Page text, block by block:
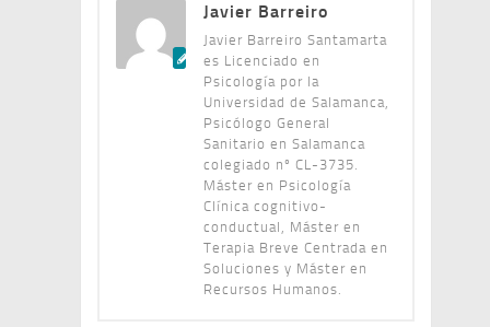
Javier Barreiro
Javier Barreiro Santamarta
es Licenciado en
Psicología por la
Universidad de Salamanca,
Psicólogo General
Sanitario en Salamanca
colegiado nº CL-3735.
Máster en Psicología
Clínica cognitivo-
conductual, Máster en
Terapia Breve Centrada en
Soluciones y Máster en
Recursos Humanos.